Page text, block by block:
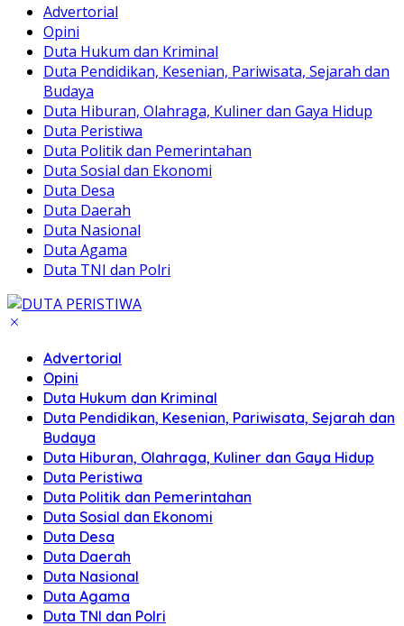
Advertorial
Opini
Duta Hukum dan Kriminal
Duta Pendidikan, Kesenian, Pariwisata, Sejarah dan
Budaya
Duta Hiburan, Olahraga, Kuliner dan Gaya Hidup
Duta Peristiwa
Duta Politik dan Pemerintahan
Duta Sosial dan Ekonomi
Duta Desa
Duta Daerah
Duta Nasional
Duta Agama
Duta TNI dan Polri
Advertorial
Opini
Duta Hukum dan Kriminal
Duta Pendidikan, Kesenian, Pariwisata, Sejarah dan
Budaya
Duta Hiburan, Olahraga, Kuliner dan Gaya Hidup
Duta Peristiwa
Duta Politik dan Pemerintahan
Duta Sosial dan Ekonomi
Duta Desa
Duta Daerah
Duta Nasional
Duta Agama
Duta TNI dan Polri